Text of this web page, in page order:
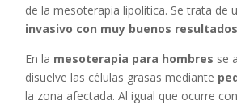
de la mesoterapia lipolítica. Se trata de
invasivo con muy buenos
En la mesoterapia para hombres se
disuelve las células grasas mediante
la zona afectada. Al igual que ocurre